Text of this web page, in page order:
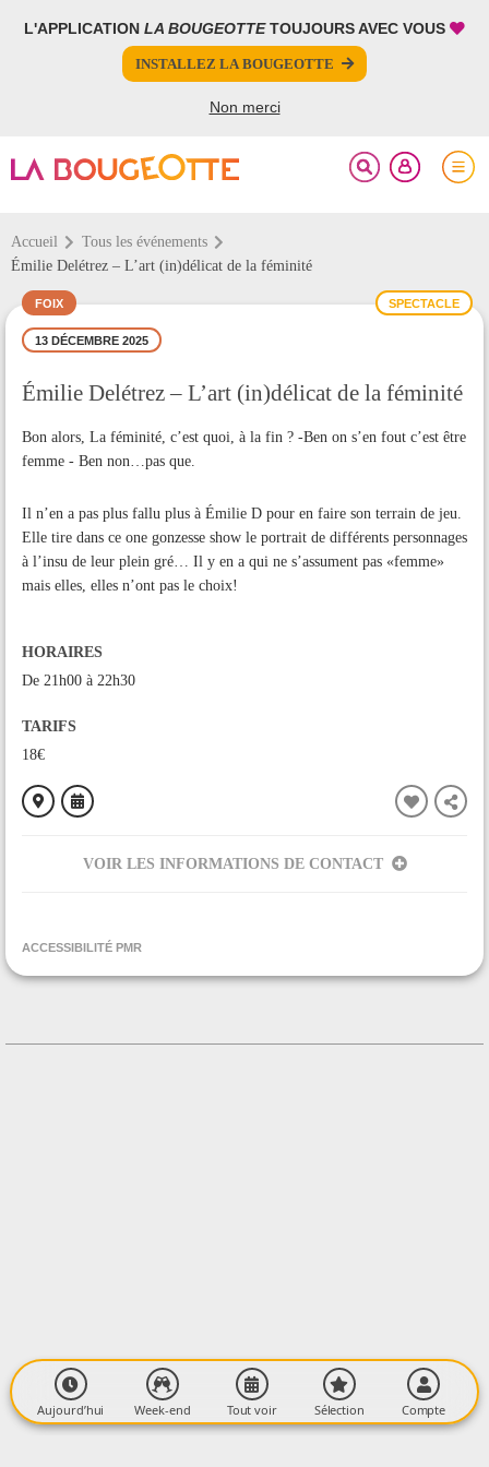
L'APPLICATION LA BOUGEOTTETOUJOURS AVEC VOUS
INSTALLEZ LA BOUGEOTTE
Non merci
Accueil
Tous les événements
Émilie Delétrez – L’art (in)délicat de la féminité
SPECTACLE
FOIX
13 DÉCEMBRE 2025
Émilie Delétrez – L’art (in)délicat de la féminité
Bon alors, La féminité, c’est quoi, à la fin ? -Ben on s’en fout c’est être
femme - Ben non…pas que.
Il n’en a pas plus fallu plus à Émilie D pour en faire son terrain de jeu.
Elle tire dans ce one gonzesse show le portrait de différents personnages
à l’insu de leur plein gré… Il y en a qui ne s’assument pas «femme»
mais elles, elles n’ont pas le choix!
HORAIRES
De 21h00 à 22h30
TARIFS
18€
VOIR LES INFORMATIONS DE CONTACT
ACCESSIBILITÉ PMR
FERMER
PARTAGER
Aujourd’hui Week-end Tout voir Sélection Compte
FERMER
Votre inscription à la newsletter a été effectuée.